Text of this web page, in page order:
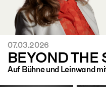
07.03.2026
BEYOND THE
Auf Bühne und Leinwand